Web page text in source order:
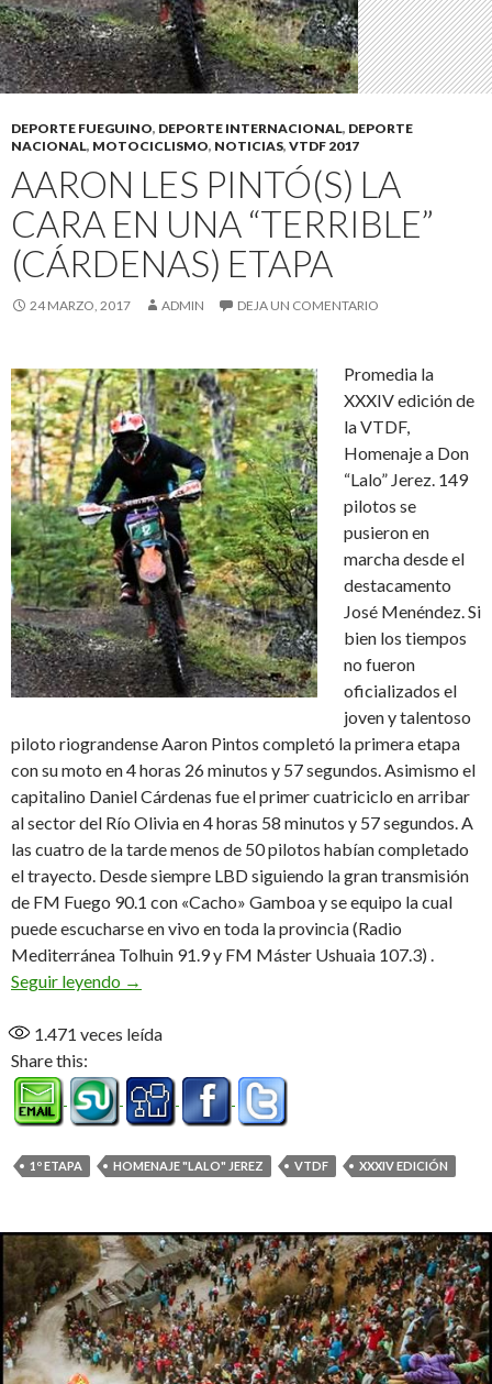
DEPORTE FUEGUINO, DEPORTE INTERNACIONAL, DEPORTE
NACIONAL, MOTOCICLISMO, NOTICIAS, VTDF 2017
AARON LES PINTÓ(S) LA
CARA EN UNA “TERRIBLE”
(CÁRDENAS) ETAPA
24 MARZO, 2017 ADMIN DEJA UN COMENTARIO
Promedia la
XXXIV edición de
la VTDF,
Homenaje a Don
“Lalo” Jerez. 149
pilotos se
pusieron en
marcha desde el
destacamento
José Menéndez. Si
bien los tiempos
no fueron
oficializados el
joven y talentoso
piloto riograndense Aaron Pintos completó la primera etapa
con su moto en 4 horas 26 minutos y 57 segundos. Asimismo el
capitalino Daniel Cárdenas fue el primer cuatriciclo en arribar
al sector del Río Olivia en 4 horas 58 minutos y 57 segundos. A
las cuatro de la tarde menos de 50 pilotos habían completado
el trayecto. Desde siempre LBD siguiendo la gran transmisión
de FM Fuego 90.1 con «Cacho» Gamboa y se equipo la cual
puede escucharse en vivo en toda la provincia (Radio
Mediterránea Tolhuin 91.9 y FM Máster Ushuaia 107.3) .
Seguir leyendo
Aaron les Pintó(s) la cara en una “Terrible”
→
1.471 veces leída
Share this:
1º ETAPA HOMENAJE "LALO" JEREZ VTDF XXXIV EDICIÓN